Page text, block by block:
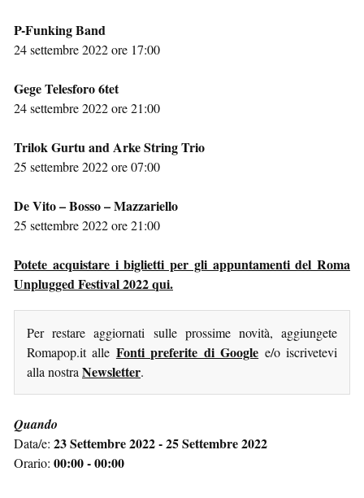
P-Funking Band
24 settembre 2022 ore 17:00
Gege Telesforo 6tet
24 settembre 2022 ore 21:00
Trilok Gurtu and Arke String Trio
25 settembre 2022 ore 07:00
De Vito – Bosso – Mazzariello
25 settembre 2022 ore 21:00
Potete acquistare i biglietti per gli appuntamenti del Roma
Unplugged Festival 2022 qui.
Per restare aggiornati sulle prossime novità, aggiungete
Romapop.it alle Fonti preferite di Google e/o iscrivetevi
alla nostra Newsletter.
Quando
Data/e: 23 Settembre 2022 - 25 Settembre 2022
Orario: 00:00 - 00:00